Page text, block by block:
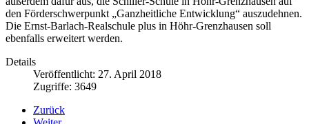
den Förderschwerpunkt „Ganzheitliche Entwicklung“ auszudehnen.
Die Ernst-Barlach-Realschule plus in Höhr-Grenzhausen soll
ebenfalls erweitert werden.
Details
Veröffentlicht: 27. April 2018
Zugriffe: 3649
Zurück